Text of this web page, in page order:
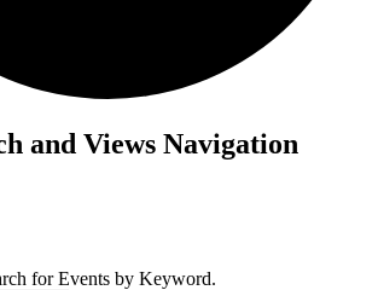
and Views Navigation
for Events by Keyword.